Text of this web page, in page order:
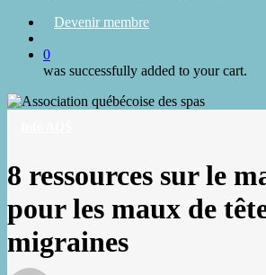
Devenir membre
0
was successfully added to your cart.
8 ressources sur le
pour les maux de
migraines